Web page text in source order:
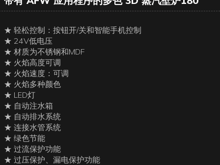
★ 轻松控制：按钮开/关和智能手机控制
★ 24V低电压
★ 材质为不锈钢和MDF
★ 火焰高度可调
★ 火焰速度：可调
★ 火焰多种颜色
★ LED灯
★ 自动注水箱
★ 自动排水系统
★ 连接水管系统
★ 绿色节能
★ 过流保护功能
★ 过压保护、漏电保护功能